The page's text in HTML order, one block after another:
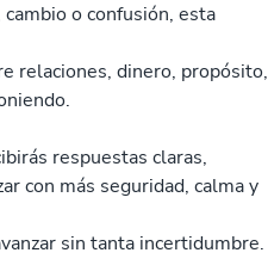
o confusión, esta
relaciones, dinero, propósito,
respuestas claras,
con más seguridad, calma y
sin tanta incertidumbre.